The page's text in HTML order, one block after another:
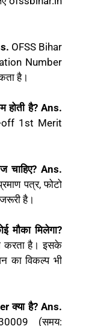
OFSS Bihar
Number
है।
है? Ans.
off 1st Merit
चाहिए? Ans.
पत्र, फोटो
है।
मौका मिलेगा?
करता है। इसके
का विकल्प भी
क्या है? Ans.
(समय: